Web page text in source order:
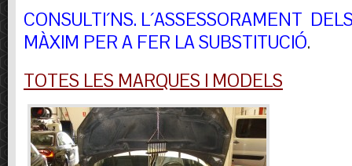
CONSULTI´NS. L´ASSESSORAMENT
MÀXIM PER A FER LA SUBSTITUCIÓ.
TOTES LES MARQUES I MODELS